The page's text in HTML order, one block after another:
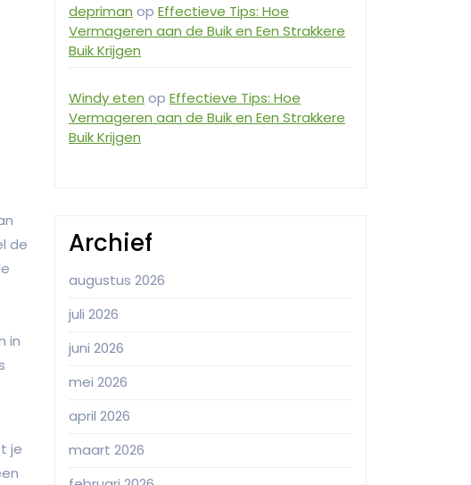
de
in
je
depriman op Effectieve Tips: Hoe
Vermageren aan de Buik en Een Strakkere
Buik Krijgen
Windy eten op Effectieve Tips: Hoe
Vermageren aan de Buik en Een Strakkere
Buik Krijgen
Archief
augustus 2026
juli 2026
juni 2026
mei 2026
april 2026
maart 2026